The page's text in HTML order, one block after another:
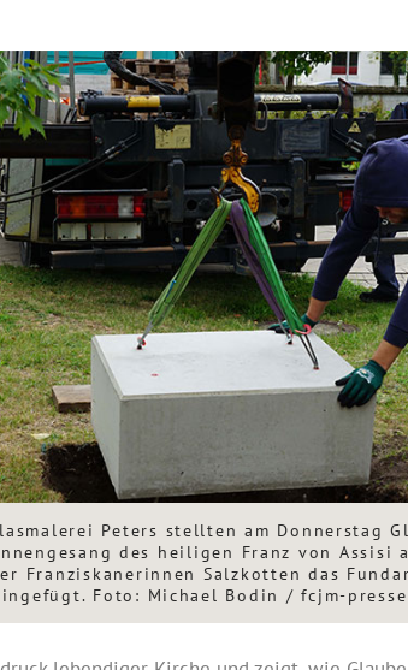
Peters stellten am Donnerstag
des heiligen Franz von Assisi
Franziskanerinnen Salzkotten das
Foto: Michael Bodin / fcjm-presse